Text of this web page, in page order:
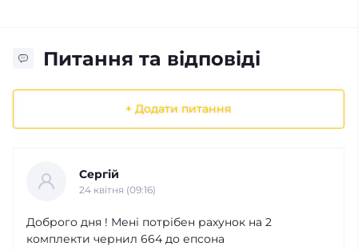
Питання та відповіді
+ Додати питання
Сергій
24 квітня (09:16)
Доброго дня ! Мені потрібен рахунок на 2
комплекти чернил 664 до епсона